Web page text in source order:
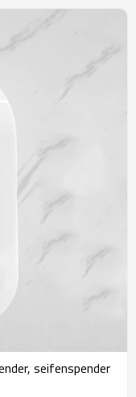
seifenspender